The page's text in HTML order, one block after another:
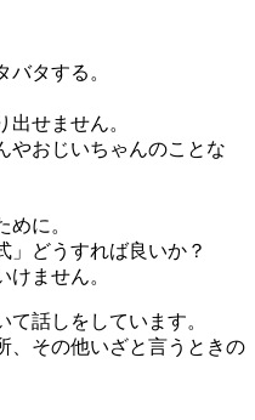
タする。
せません。
やおじいちゃんのことな
に。
」どうすれば良いか？
ません。
話しをしています。
、その他いざと言うときの